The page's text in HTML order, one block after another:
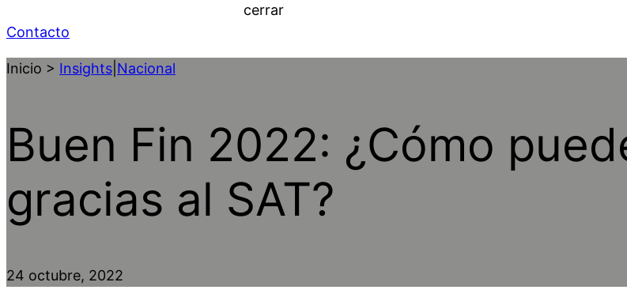
cerrar
Contacto
Inicio > Insights Nacional
Buen Fin 2022: ¿Cómo
gracias al SAT?
24 octubre, 2022